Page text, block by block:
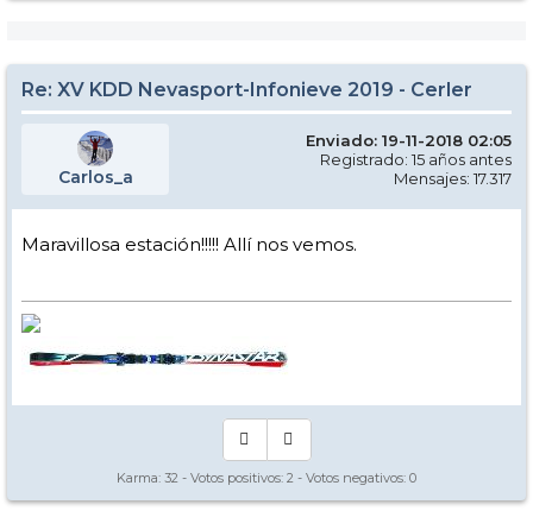
Re: XV KDD Nevasport-Infonieve 2019 - Cerler
Carlos_a
Enviado: 19-11-2018 02:05
Registrado: 15 años antes
Mensajes: 17.317
Maravillosa estación!!!!! Allí nos vemos.
Karma: 32 - Votos positivos: 2 - Votos negativos: 0